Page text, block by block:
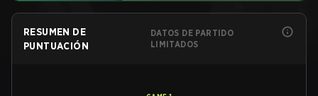
RESUMEN DE
PUNTUACIÓN
DATOS DE PARTIDO
LIMITADOS